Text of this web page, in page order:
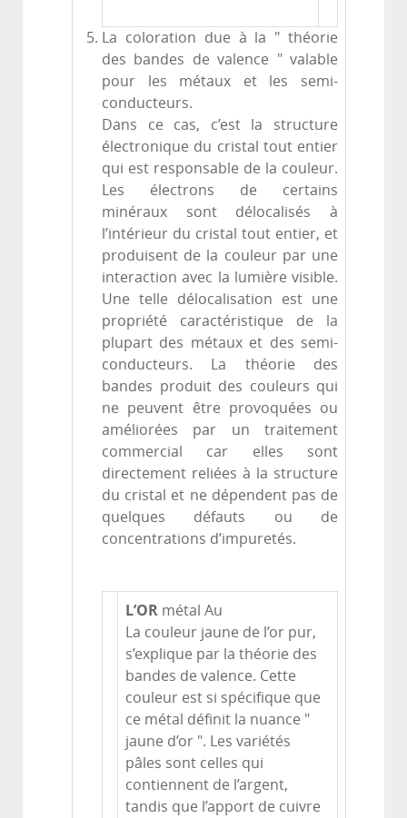
La coloration due à la " théorie
des bandes de valence " valable
pour les métaux et les semi-
conducteurs.
Dans ce cas, c’est la structure
électronique du cristal tout entier
qui est responsable de la couleur.
Les électrons de certains
minéraux sont délocalisés à
l’intérieur du cristal tout entier, et
produisent de la couleur par une
interaction avec la lumière visible.
Une telle délocalisation est une
propriété caractéristique de la
plupart des métaux et des semi-
conducteurs. La théorie des
bandes produit des couleurs qui
ne peuvent être provoquées ou
améliorées par un traitement
commercial car elles sont
directement reliées à la structure
du cristal et ne dépendent pas de
quelques défauts ou de
concentrations d’impuretés.
L’OR métal Au
La couleur jaune de l’or pur,
s’explique par la théorie des
bandes de valence. Cette
couleur est si spécifique que
ce métal définit la nuance "
jaune d’or ". Les variétés
pâles sont celles qui
contiennent de l’argent,
tandis que l’apport de cuivre